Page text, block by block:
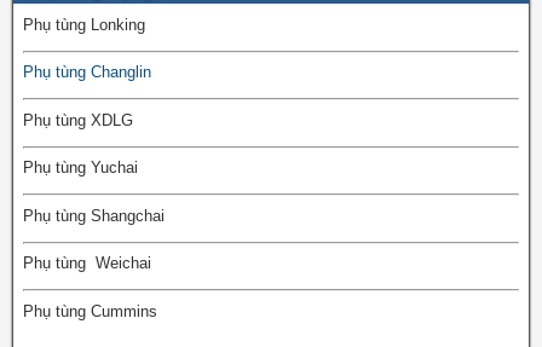
Phụ tùng Lonking
Phụ tùng Changlin
Phụ tùng XDLG
Phụ tùng Yuchai
Phụ tùng Shangchai
Phụ tùng Weichai
Phụ tùng Cummins